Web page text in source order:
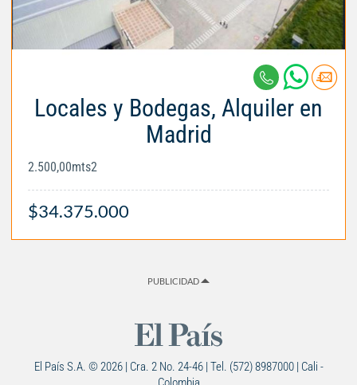
Locales y Bodegas, Alquiler en
Madrid
2.500,00mts2
$34.375.000
PUBLICIDAD
El País S.A. © 2026 | Cra. 2 No. 24-46 | Tel. (572) 8987000 | Cali -